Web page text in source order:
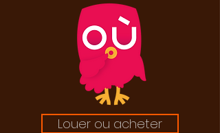
Louer ou acheter